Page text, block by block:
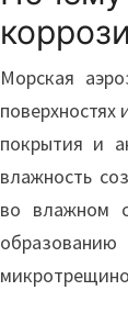
Морская
покрытия и
влажность
во влажном